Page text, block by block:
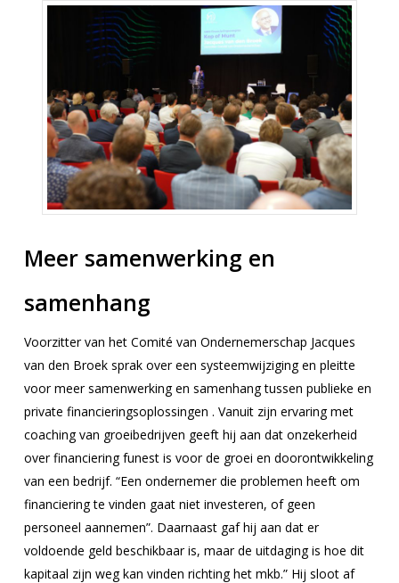
Meer samenwerking en
samenhang
Voorzitter van het Comité van Ondernemerschap Jacques
van den Broek sprak over een systeemwijziging en pleitte
voor meer samenwerking en samenhang tussen publieke en
private financieringsoplossingen . Vanuit zijn ervaring met
coaching van groeibedrijven geeft hij aan dat onzekerheid
over financiering funest is voor de groei en doorontwikkeling
van een bedrijf. “Een ondernemer die problemen heeft om
financiering te vinden gaat niet investeren, of geen
personeel aannemen”. Daarnaast gaf hij aan dat er
voldoende geld beschikbaar is, maar de uitdaging is hoe dit
kapitaal zijn weg kan vinden richting het mkb.” Hij sloot af